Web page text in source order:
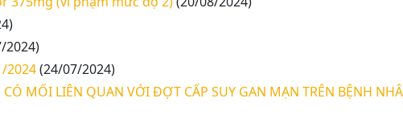
2024)
2024(24/07/2024)
MỐI LIÊN QUAN VỚI ĐỢT CẤP SUY GAN MẠN TRÊN BỆNH